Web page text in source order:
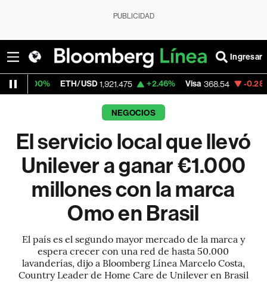
PUBLICIDAD
Ingresar
ETH/USD 1,921.475 +2.46% Visa 368.54 -0.28%
NEGOCIOS
El servicio local que llevó
Unilever a ganar €1.000
millones con la marca
Omo en Brasil
El país es el segundo mayor mercado de la marca y
espera crecer con una red de hasta 50.000
lavanderías, dijo a Bloomberg Línea Marcelo Costa,
Country Leader de Home Care de Unilever en Brasil